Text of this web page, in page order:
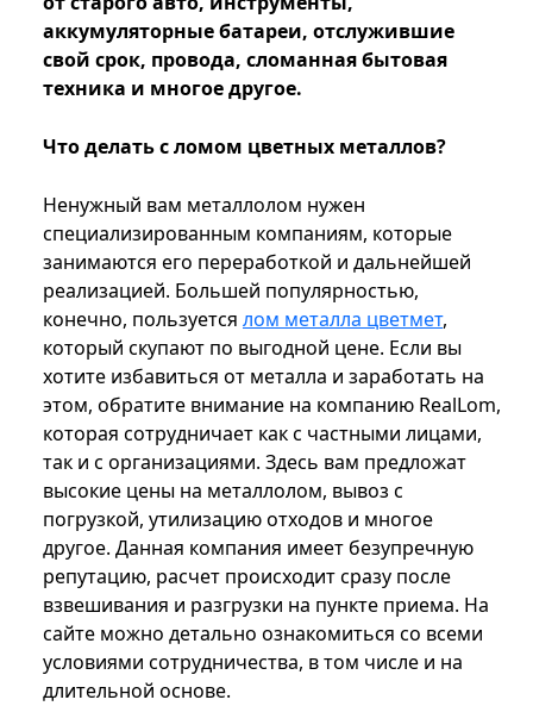
аккумуляторные батареи, отслужившие
свой срок, провода, сломанная бытовая
техника и многое другое.
Что делать с ломом цветных металлов?
Ненужный вам металлолом нужен
специализированным компаниям, которые
занимаются его переработкой и дальнейшей
реализацией. Большей популярностью,
конечно, пользуется лом металла цветмет,
который скупают по выгодной цене. Если вы
хотите избавиться от металла и заработать на
этом, обратите внимание на компанию RealLom,
которая сотрудничает как с частными лицами,
так и с организациями. Здесь вам предложат
высокие цены на металлолом, вывоз с
погрузкой, утилизацию отходов и многое
другое. Данная компания имеет безупречную
репутацию, расчет происходит сразу после
взвешивания и разгрузки на пункте приема. На
сайте можно детально ознакомиться со всеми
условиями сотрудничества, в том числе и на
длительной основе.